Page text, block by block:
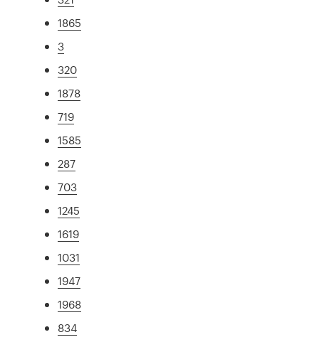
1865
3
320
1878
719
1585
287
703
1245
1619
1031
1947
1968
834